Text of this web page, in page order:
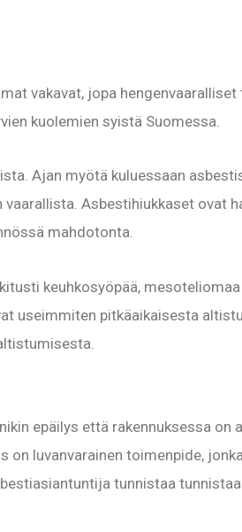
vakavat, jopa
kuolemien syistä Suomessa.
Ajan myötä kuluessaan
Asbestihiukkaset ovat
mahdotonta.
keuhkosyöpää,
useimmiten pitkäaikaisesta
epäilys että rakennuksessa on
luvanvarainen toimenpide,
tunnistaa